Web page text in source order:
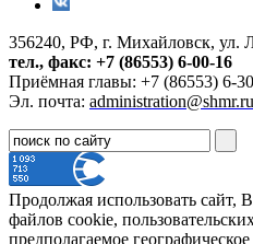
356240, РФ, г. Михайловск, ул.
тел., факс: +7 (86553) 6-00-16
Приёмная главы: +7 (86553) 6-
Эл. почта: administration@shmr.ru
Продолжая использовать сайт,
файлов cookie,
предполагаемое